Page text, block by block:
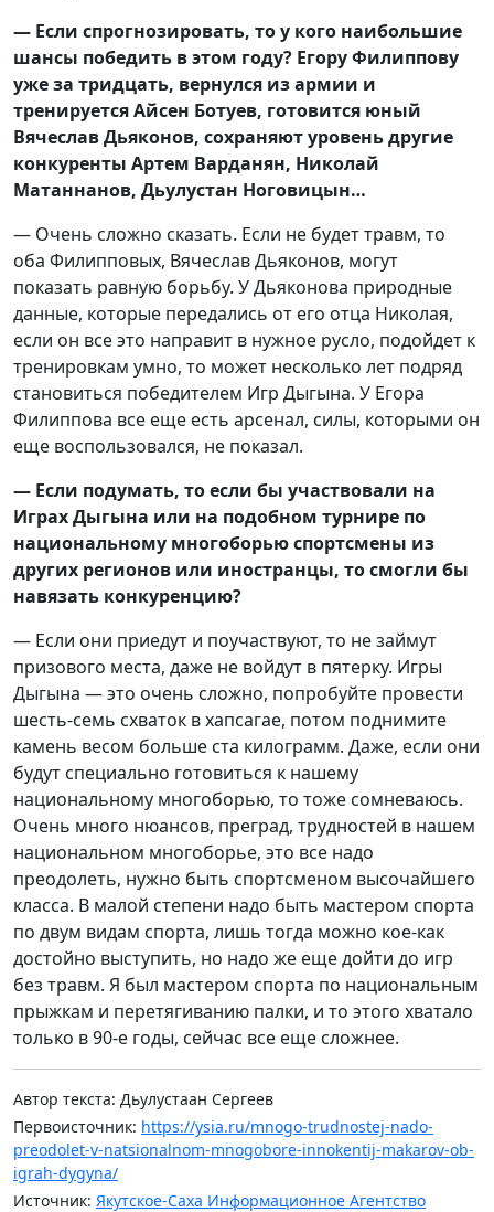
— Если спрогнозировать, то у кого наибольшие
шансы победить в этом году? Егору Филиппову
уже за тридцать, вернулся из армии и
тренируется Айсен Ботуев, готовится юный
Вячеслав Дьяконов, сохраняют уровень другие
конкуренты Артем Варданян, Николай
Матаннанов, Дьулустан Ноговицын…
— Очень сложно сказать. Если не будет травм, то
оба Филипповых, Вячеслав Дьяконов, могут
показать равную борьбу. У Дьяконова природные
данные, которые передались от его отца Николая,
если он все это направит в нужное русло, подойдет к
тренировкам умно, то может несколько лет подряд
становиться победителем Игр Дыгына. У Егора
Филиппова все еще есть арсенал, силы, которыми он
еще воспользовался, не показал.
— Если подумать, то если бы участвовали на
Играх Дыгына или на подобном турнире по
национальному многоборью спортсмены из
других регионов или иностранцы, то смогли бы
навязать конкуренцию?
— Если они приедут и поучаствуют, то не займут
призового места, даже не войдут в пятерку. Игры
Дыгына — это очень сложно, попробуйте провести
шесть-семь схваток в хапсагае, потом поднимите
камень весом больше ста килограмм. Даже, если они
будут специально готовиться к нашему
национальному многоборью, то тоже сомневаюсь.
Очень много нюансов, преград, трудностей в нашем
национальном многоборье, это все надо
преодолеть, нужно быть спортсменом высочайшего
класса. В малой степени надо быть мастером спорта
по двум видам спорта, лишь тогда можно кое-как
достойно выступить, но надо же еще дойти до игр
без травм. Я был мастером спорта по национальным
прыжкам и перетягиванию палки, и то этого хватало
только в 90-е годы, сейчас все еще сложнее.
Автор текста: Дьулустаан Сергеев
Первоисточник: https://ysia.ru/mnogo-trudnostej-nado-
preodolet-v-natsionalnom-mnogobore-innokentij-makarov-ob-
igrah-dygyna/
Источник: Якутское-Саха Информационное Агентство